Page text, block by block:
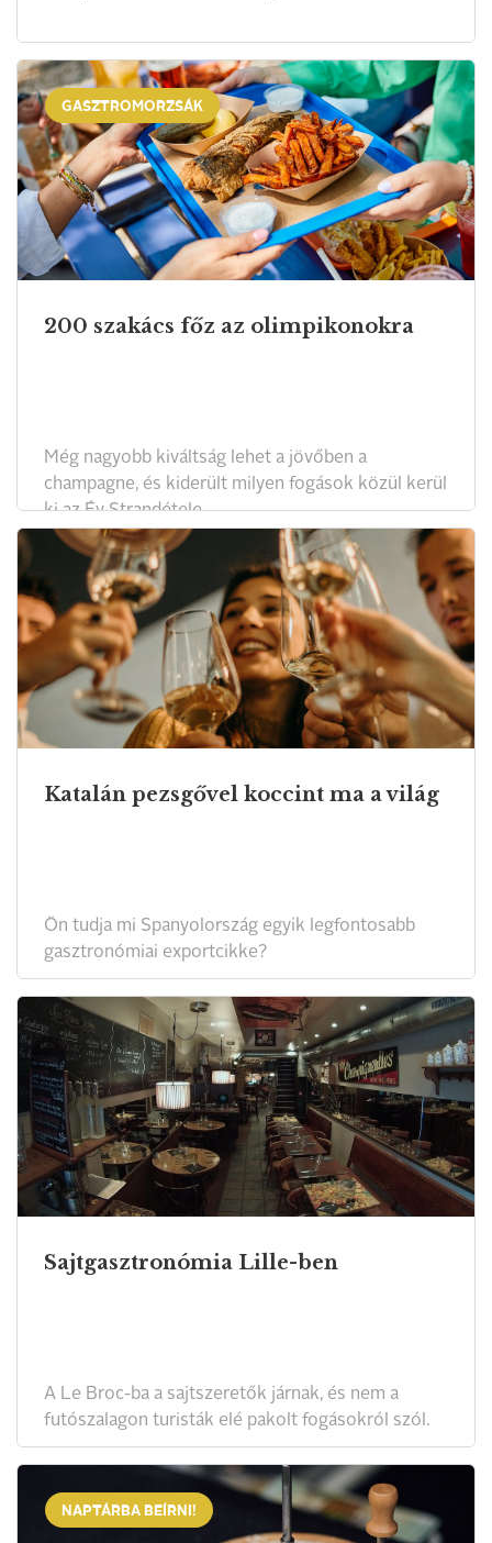
GASZTROMORZSÁK
200 szakács főz az olimpikonokra
Még nagyobb kiváltság lehet a jövőben a
champagne, és kiderült milyen fogások közül kerül
ki az Év Strandétele
Katalán pezsgővel koccint ma a világ
Ön tudja mi Spanyolország egyik legfontosabb
gasztronómiai exportcikke?
Sajtgasztronómia Lille-ben
A Le Broc-ba a sajtszeretők járnak, és nem a
futószalagon turisták elé pakolt fogásokról szól.
NAPTÁRBA BEÍRNI!